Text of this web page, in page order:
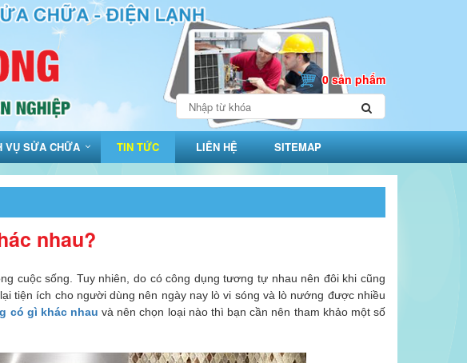
0 sản phẩm
VỤ SỬA CHỮA TIN TỨC LIÊN HỆ SITEMAP
nhau?
cuộc sống. Tuy nhiên, do có công dụng tương tự nhau nên đôi khi cũng
tiện ích cho người dùng nên ngày nay lò vi sóng và lò nướng được nhiều
có gì khác nhau và nên chọn loại nào thì bạn cần nên tham khảo một số